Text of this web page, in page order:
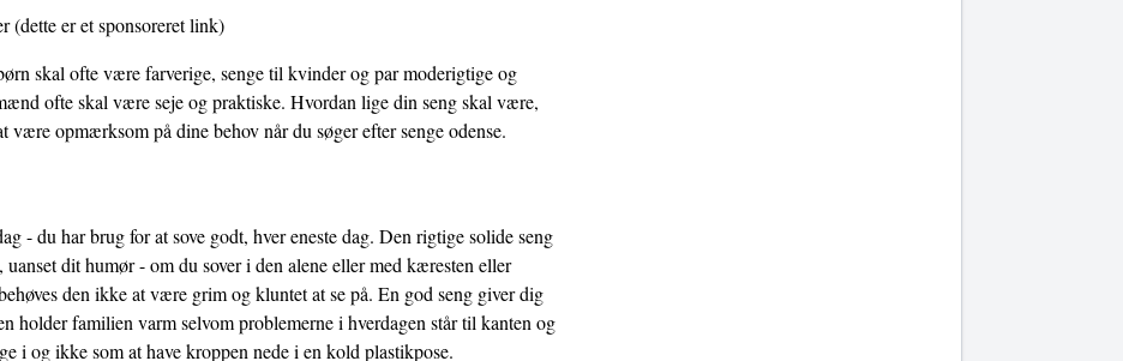
(dette er et sponsoreret link)
skal ofte være farverige, senge til kvinder og par moderigtige og
ofte skal være seje og praktiske. Hvordan lige din seng skal være,
opmærksom på dine behov når du søger efter senge odense.
- du har brug for at sove godt, hver eneste dag. Den rigtige solide seng
dit humør - om du sover i den alene eller med kæresten eller
den ikke at være grim og kluntet at se på. En god seng giver dig
holder familien varm selvom problemerne i hverdagen står til kanten og
i og ikke som at have kroppen nede i en kold plastikpose.